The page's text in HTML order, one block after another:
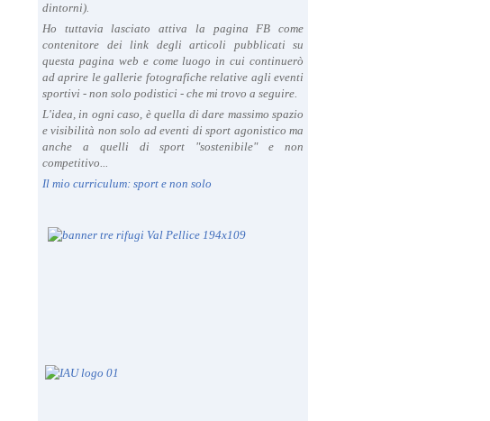
dintorni).
Ho tuttavia lasciato attiva la pagina FB come
contenitore dei link degli articoli pubblicati su
questa pagina web e come luogo in cui continuerò
ad aprire le gallerie fotografiche relative agli eventi
sportivi - non solo podistici - che mi trovo a seguire.
L'idea, in ogni caso, è quella di dare massimo spazio
e visibilità non solo ad eventi di sport agonistico ma
anche a quelli di sport "sostenibile" e non
competitivo...
Il mio curriculum: sport e non solo